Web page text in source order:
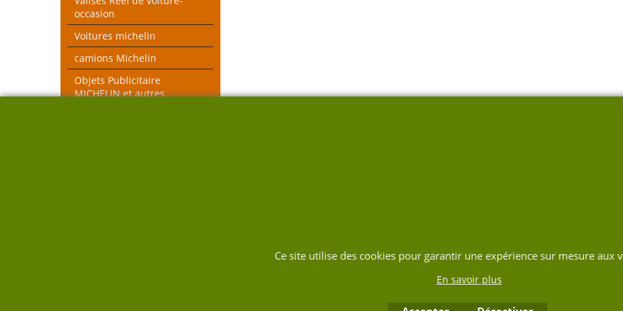
occasion
Voitures michelin
camions Michelin
Objets Publicitaire
MICHELIN et autres
Ce site utilise des cookies pour garantir une expérience sur mesure aux
En savoir plus